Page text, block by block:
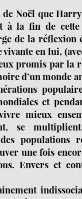
Noël que
à la fin de cette
de la réflexion
en lui,
promis par la
d’un monde
et
mieux
se
populations
une fois
Envers et